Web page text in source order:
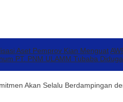
Aset Pemprov Kian Menguat
PT. PNM ULAMM Tubaba
Akan Selalu Berdampingan